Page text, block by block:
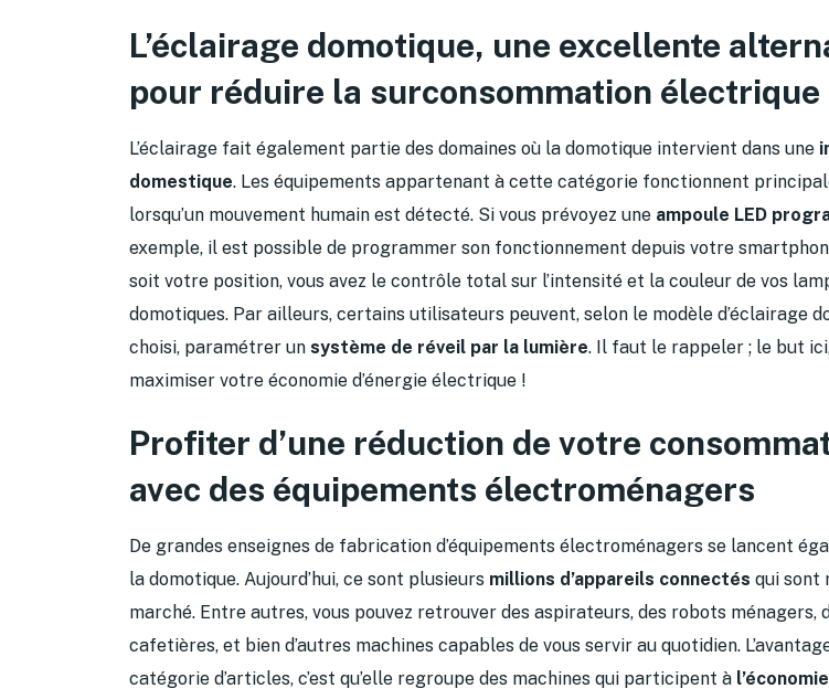
L’éclairage domotique, une excellente
pour réduire la surconsommation électrique
L’éclairage fait également partie des domaines où la domotique intervient dans une
domestique. Les équipements appartenant à cette catégorie fonctionnent
lorsqu’un mouvement humain est détecté. Si vous prévoyez une ampoule LED
exemple, il est possible de programmer son fonctionnement depuis votre
soit votre position, vous avez le contrôle total sur l’intensité et la couleur de vos
domotiques. Par ailleurs, certains utilisateurs peuvent, selon le modèle d’éclairage
choisi, paramétrer un système de réveil par la lumière. Il faut le rappeler ; le but ici,
maximiser votre économie d’énergie électrique !
Profiter d’une réduction de votre
avec des équipements électroménagers
De grandes enseignes de fabrication d’équipements électroménagers se lancent
la domotique. Aujourd’hui, ce sont plusieurs millions d’appareils connectés qui sont
marché. Entre autres, vous pouvez retrouver des aspirateurs, des robots ménagers,
cafetières, et bien d’autres machines capables de vous servir au quotidien.
catégorie d’articles, c’est qu’elle regroupe des machines qui participent à